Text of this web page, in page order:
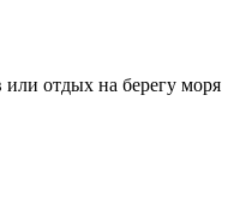
отдых на берегу моря